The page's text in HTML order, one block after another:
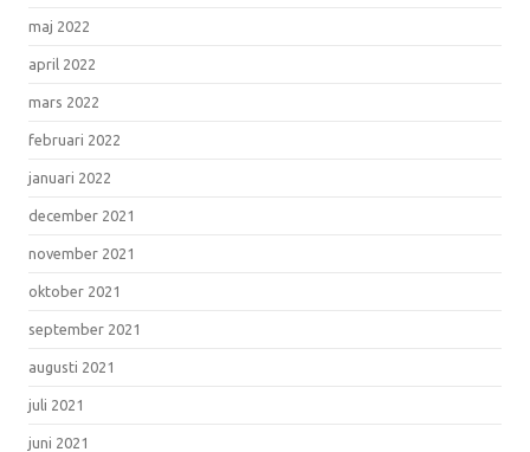
maj 2022
april 2022
mars 2022
februari 2022
januari 2022
december 2021
november 2021
oktober 2021
september 2021
augusti 2021
juli 2021
juni 2021